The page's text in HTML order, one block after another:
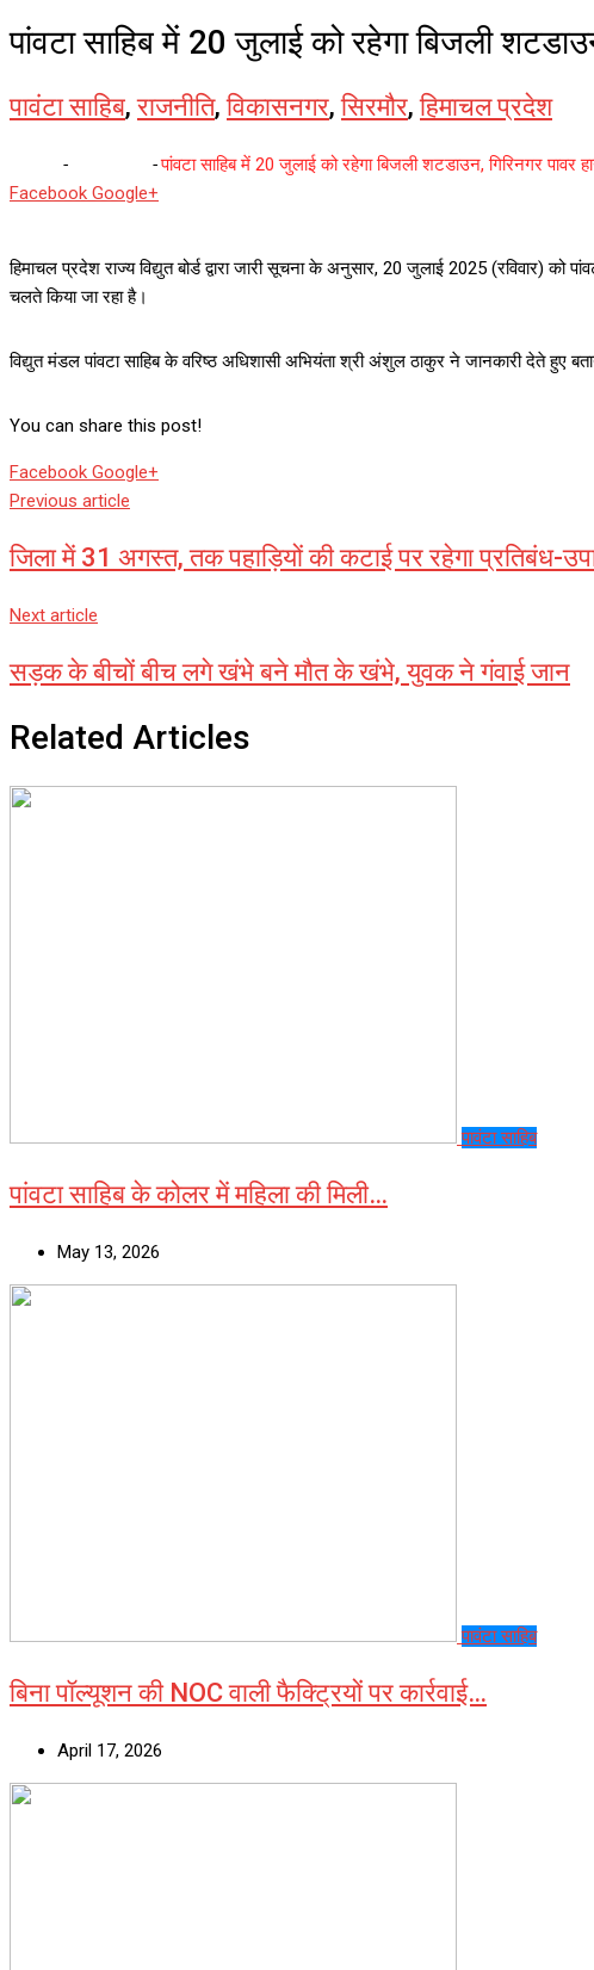
पांवटा साहिब में 20 जुलाई को रहेगा बिजली
पावंटा साहिब,राजनीति,विकासनगर,सिरमौर,हिमाचल प्रदेश
- -पांवटा साहिब में 20 जुलाई को रहेगा बिजली शटडाउन, गिरिनगर पावर
Facebook Google+
हिमाचल प्रदेश राज्य विद्युत बोर्ड द्वारा जारी सूचना के अनुसार, 20 जुलाई 2025 (रविवार)
चलते किया जा रहा है।
विद्युत मंडल पांवटा साहिब के वरिष्ठ अधिशासी अभियंता श्री अंशुल ठाकुर ने जानकारी देते
You can share this post!
Facebook Google+
Previous article
जिला में 31 अगस्त, तक पहाड़ियों की कटाई पर रहेगा प्रतिबंध-
Next article
सड़क के बीचों बीच लगे खंभे बने मौत के खंभे, युवक ने गंवाई जान
Related Articles
पावंटा साहिब
पांवटा साहिब के कोलर में महिला की मिली…
May 13, 2026
पावंटा साहिब
बिना पॉल्यूशन की NOC वाली फैक्ट्रियों पर कार्रवाई…
April 17, 2026